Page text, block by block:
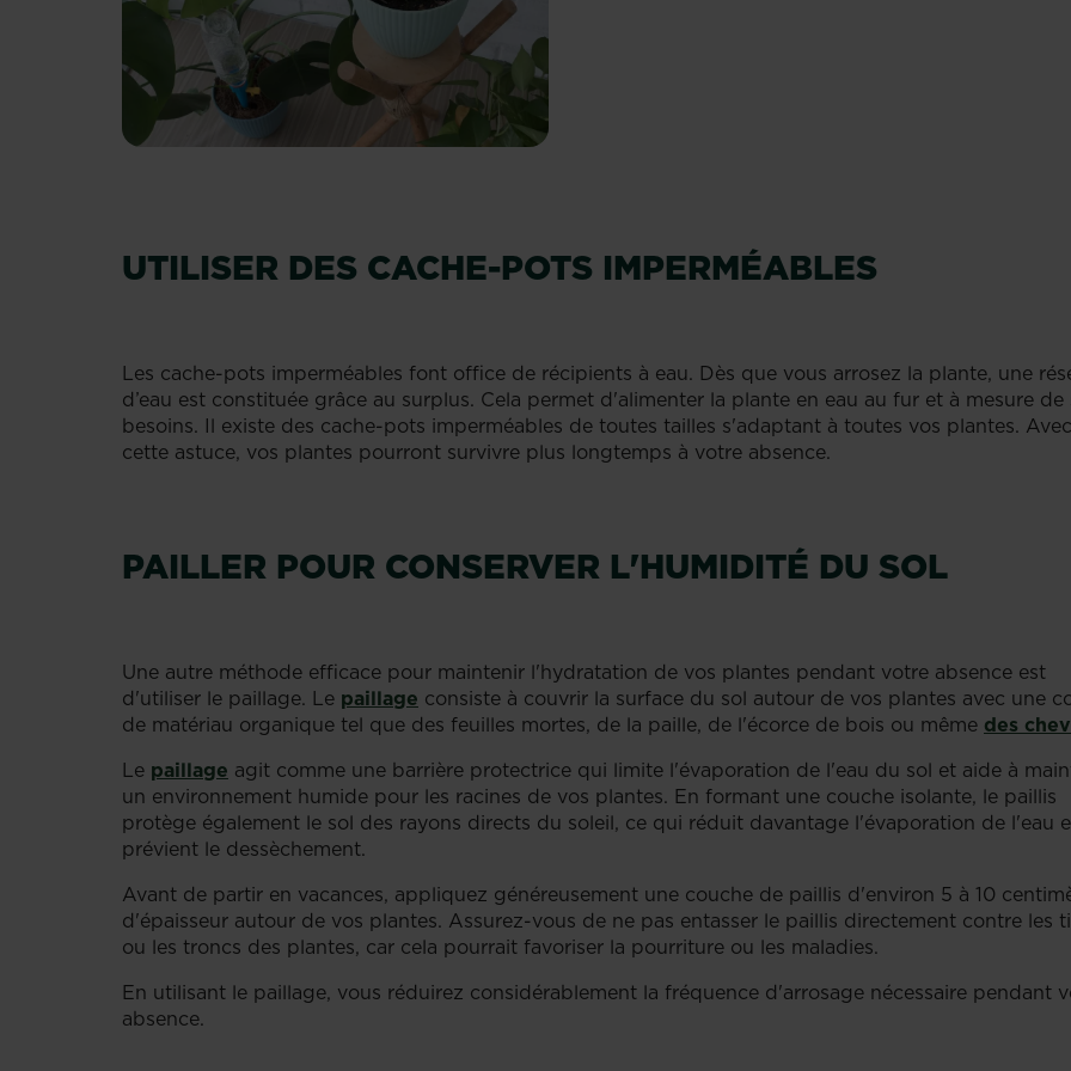
UTILISER DES CACHE-POTS IMPERMÉABLES
Les cache-pots imperméables font office de récipients à eau. Dès que vous arrosez la plante, une
d’eau est constituée grâce au surplus. Cela permet d'alimenter la plante en eau au fur et à mesure de
besoins. Il existe des cache-pots imperméables de toutes tailles s'adaptant à toutes vos plantes. Avec
cette astuce, vos plantes pourront survivre plus longtemps à votre absence.
PAILLER POUR CONSERVER L'HUMIDITÉ DU SOL
Une autre méthode efficace pour maintenir l'hydratation de vos plantes pendant votre absence est
d'utiliser le paillage. Le paillage consiste à couvrir la surface du sol autour de vos plantes avec une
de matériau organique tel que des feuilles mortes, de la paille, de l'écorce de bois ou même des
Le paillage agit comme une barrière protectrice qui limite l'évaporation de l'eau du sol et aide à
un environnement humide pour les racines de vos plantes. En formant une couche isolante, le paillis
protège également le sol des rayons directs du soleil, ce qui réduit davantage l'évaporation de l'eau
prévient le dessèchement.
Avant de partir en vacances, appliquez généreusement une couche de paillis d'environ 5 à 10
d'épaisseur autour de vos plantes. Assurez-vous de ne pas entasser le paillis directement contre les
ou les troncs des plantes, car cela pourrait favoriser la pourriture ou les maladies.
En utilisant le paillage, vous réduirez considérablement la fréquence d'arrosage nécessaire pendant
absence.